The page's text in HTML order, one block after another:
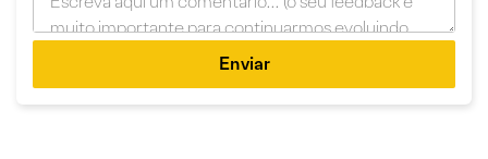
Enviar